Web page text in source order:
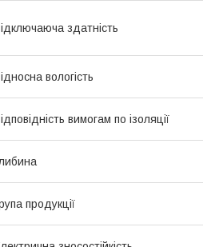
здатність
вологість
вимогам по ізоляції
продукції